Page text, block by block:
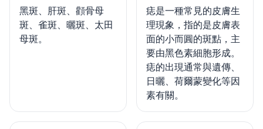
黑斑、肝斑、顴骨母
斑、雀斑、曬斑、太田
母斑。
痣是一種常見的皮膚生
理現象，指的是皮膚表
面的小而圓的斑點，主
要由黑色素細胞形成。
痣的出現通常與遺傳、
日曬、荷爾蒙變化等因
素有關。